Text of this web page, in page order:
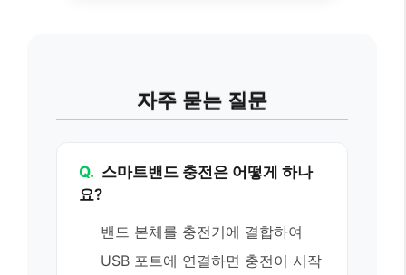
자주 묻는 질문
Q. 스마트밴드 충전은 어떻게 하나
요?
밴드 본체를 충전기에 결합하여
USB 포트에 연결하면 충전이 시작